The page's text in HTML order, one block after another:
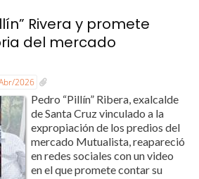
Rivera y promete
del mercado
2026
Pedro “Pillín” Ribera, exalcalde
de Santa Cruz vinculado a la
expropiación de los predios del
mercado Mutualista, reapareció
en redes sociales con un video
en el que promete contar su